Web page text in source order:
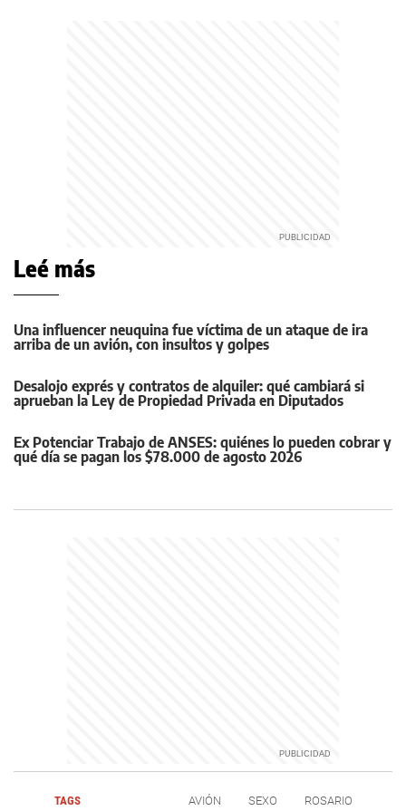
Leé más
Una influencer neuquina fue víctima de un ataque de ira
arriba de un avión, con insultos y golpes
Desalojo exprés y contratos de alquiler: qué cambiará si
aprueban la Ley de Propiedad Privada en Diputados
Ex Potenciar Trabajo de ANSES: quiénes lo pueden cobrar y
qué día se pagan los $78.000 de agosto 2026
TAGS AVIÓN SEXO ROSARIO